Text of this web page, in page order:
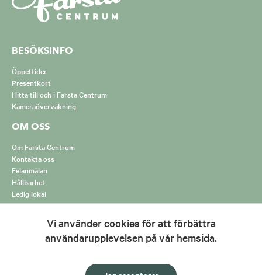
Vi använder cookies för att förbättra
användarupplevelsen på vår hemsida.
BESÖKSINFO
Öppettider
Presentkort
Hitta till och i Farsta Centrum
Kameraövervakning
OM OSS
Om Farsta Centrum
Kontakta oss
Felanmälan
Hållbarhet
Ledig lokal
Hur vi hanterar cookies
FÖLJ OSS PÅ SOCIALA MEDIER!
https://www.facebook.com/FarstaCentrum/
https://www.instagram.com/farstacentrum/